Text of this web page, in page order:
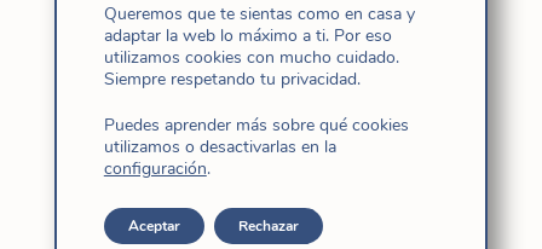
Queremos que te sientas como en casa y
adaptar la web lo máximo a ti. Por eso
utilizamos cookies con mucho cuidado.
Siempre respetando tu privacidad.
Puedes aprender más sobre qué cookies
utilizamos o desactivarlas en la
configuración.
Aceptar Rechazar